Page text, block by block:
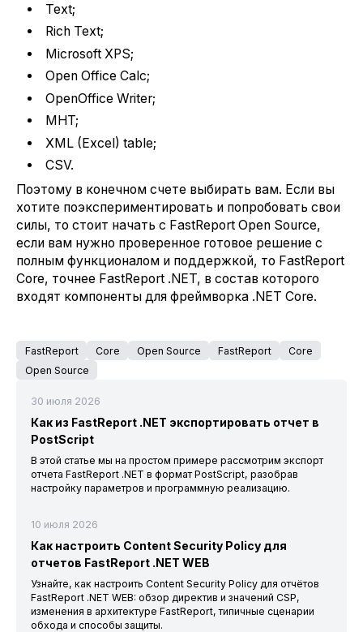
Text;
Rich Text;
Microsoft XPS;
Open Office Calc;
OpenOffice Writer;
MHT;
XML (Excel) table;
CSV.
Поэтому в конечном счете выбирать вам. Если вы
хотите поэкспериментировать и попробовать свои
силы, то стоит начать с FastReport Open Source,
если вам нужно проверенное готовое решение с
полным функционалом и поддержкой, то FastReport
Core, точнее FastReport .NET, в состав которого
входят компоненты для фреймворка .NET Core.
FastReport Core Open Source FastReport
Core
Open Source
30 июля 2026
Как из FastReport .NET экспортировать отчет в
PostScript
В этой статье мы на простом примере рассмотрим экспорт
отчета FastReport .NET в формат PostScript, разобрав
настройку параметров и программную реализацию.
10 июля 2026
Как настроить Content Security Policy для
отчетов FastReport .NET WEB
Узнайте, как настроить Content Security Policy для отчётов
FastReport .NET WEB: обзор директив и значений CSP,
изменения в архитектуре FastReport, типичные сценарии
обхода и способы защиты.